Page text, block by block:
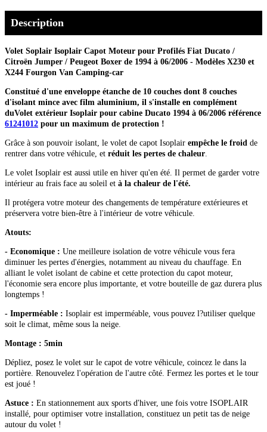
Description
Volet Soplair Isoplair Capot Moteur pour Profilés Fiat Ducato /
Citroën Jumper / Peugeot Boxer de 1994 à 06/2006 - Modèles X230 et
X244 Fourgon Van Camping-car
Constitué d'une enveloppe étanche de 10 couches dont 8 couches
d'isolant mince avec film aluminium, il s'installe en complément
duVolet extérieur Isoplair pour cabine Ducato 1994 à 06/2006 référence
61241012 pour un maximum de protection !
Grâce à son pouvoir isolant, le volet de capot Isoplair empêche le froid de
rentrer dans votre véhicule, et réduit les pertes de chaleur
Le volet Isoplair est aussi utile en hiver qu'en été. Il permet de garder votre
intérieur au frais face au soleil et à la chaleur de l'été.
Il protégera votre moteur des changements de température extérieures et
préservera votre bien-être à l'intérieur de votre véhicule.
Atouts:
- Economique : Une meilleure isolation de votre véhicule vous fera
diminuer les pertes d'énergies, notamment au niveau du chauffage. En
alliant le volet isolant de cabine et cette protection du capot moteur,
l'économie sera encore plus importante, et votre bouteille de gaz durera plus
longtemps !
- Imperméable : Isoplair est imperméable, vous pouvez l?utiliser quelque
soit le climat, même sous la neige.
Montage : 5min
Dépliez, posez le volet sur le capot de votre véhicule, coincez le dans la
portière. Renouvelez l'opération de l'autre côté. Fermez les portes et le tour
est joué !
Astuce : En stationnement aux sports d'hiver, une fois votre ISOPLAIR
installé, pour optimiser votre installation, constituez un petit tas de neige
autour du volet !